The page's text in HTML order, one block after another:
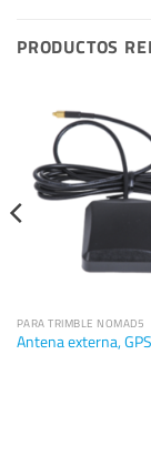
PRODUCTOS
PARA TRIMBLE NOMAD5
Antena externa,